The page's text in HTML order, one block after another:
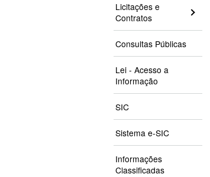
Licitações e
Contratos
Consultas Públicas
Lei - Acesso a
Informação
SIC
Sistema e-SIC
Informações
Classificadas